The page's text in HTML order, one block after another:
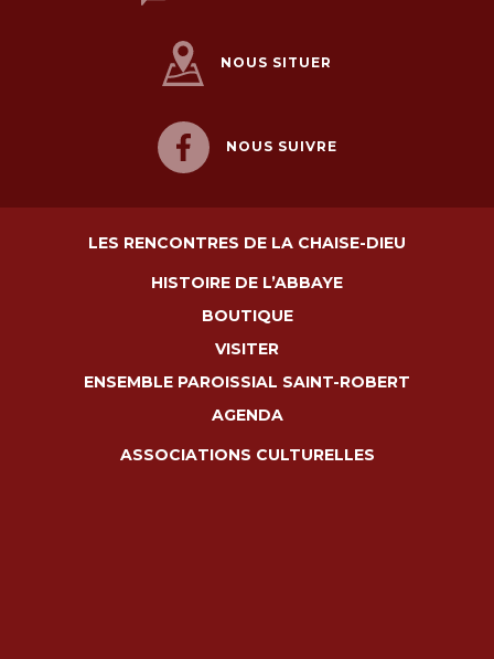
NOUS SITUER
NOUS SUIVRE
LES RENCONTRES DE LA CHAISE-DIEU
HISTOIRE DE L’ABBAYE
BOUTIQUE
VISITER
ENSEMBLE PAROISSIAL SAINT-ROBERT
AGENDA
ASSOCIATIONS CULTURELLES